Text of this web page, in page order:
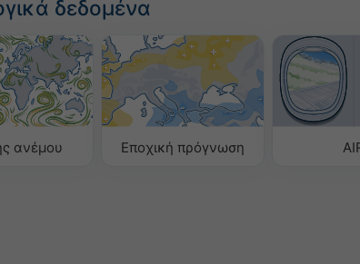
δεδομένα
ανέμου Εποχική πρόγνωση